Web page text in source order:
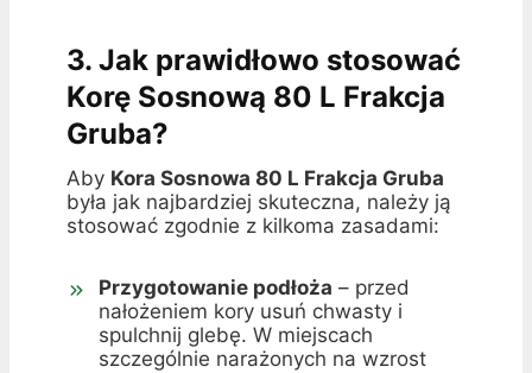
3. Jak prawidłowo stosować
Korę Sosnową 80 L Frakcja
Gruba?
Aby Kora Sosnowa 80 L Frakcja Gruba
była jak najbardziej skuteczna, należy ją
stosować zgodnie z kilkoma zasadami:
Przygotowanie podłoża – przed
nałożeniem kory usuń chwasty i
spulchnij glebę. W miejscach
szczególnie narażonych na wzrost